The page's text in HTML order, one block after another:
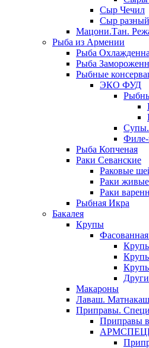
Сыр Чечил
Сыр разный
Мацони.Тан.
Рыба из Армении
Рыба
Рыба
Рыбные
ЭКО ФУД
Филе-
Рыба Копченая
Раки Севанские
Раковые
Раки живые
Раки
Рыбная Икра
Бакалея
Крупы
Макароны
Лаваш. Матнакаш
Приправы.
Приправы